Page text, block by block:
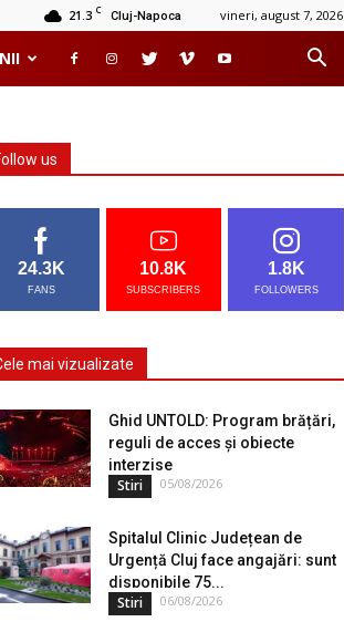
21.3 C Cluj-Napoca vineri, august 7, 2026
us
24.3K
FANS
10.8K
SUBSCRIBERS
1.8K
FOLLOWERS
mai vizualizate
Ghid UNTOLD: Program brățări,
reguli de acces și obiecte
interzise
Stiri 05/08/2026
Spitalul Clinic Județean de
Urgență Cluj face angajări: sunt
disponibile 75...
Stiri 06/08/2026